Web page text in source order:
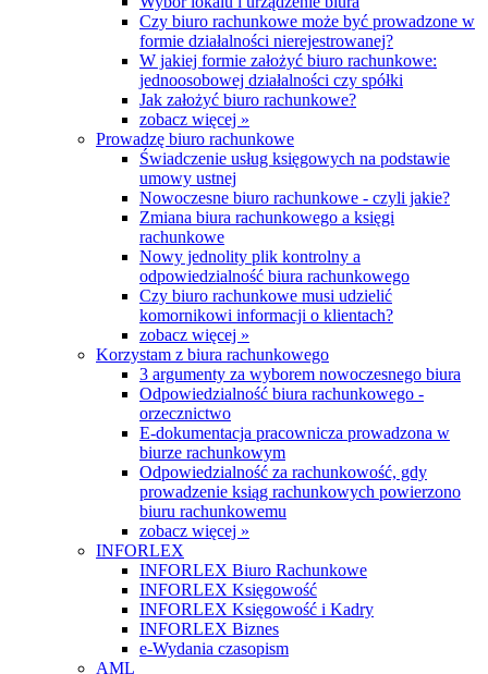
Czy biuro rachunkowe może być prowadzone w
formie działalności nierejestrowanej?
W jakiej formie założyć biuro rachunkowe:
jednoosobowej działalności czy spółki
Jak założyć biuro rachunkowe?
zobacz więcej »
Prowadzę biuro rachunkowe
Świadczenie usług księgowych na podstawie
umowy ustnej
Nowoczesne biuro rachunkowe - czyli jakie?
Zmiana biura rachunkowego a księgi
rachunkowe
Nowy jednolity plik kontrolny a
odpowiedzialność biura rachunkowego
Czy biuro rachunkowe musi udzielić
komornikowi informacji o klientach?
zobacz więcej »
Korzystam z biura rachunkowego
3 argumenty za wyborem nowoczesnego biura
Odpowiedzialność biura rachunkowego -
orzecznictwo
E-dokumentacja pracownicza prowadzona w
biurze rachunkowym
Odpowiedzialność za rachunkowość, gdy
prowadzenie ksiąg rachunkowych powierzono
biuru rachunkowemu
zobacz więcej »
INFORLEX
INFORLEX Biuro Rachunkowe
INFORLEX Księgowość
INFORLEX Księgowość i Kadry
INFORLEX Biznes
e-Wydania czasopism
AML